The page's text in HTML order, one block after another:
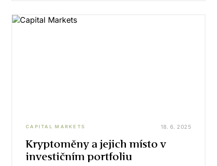
CAPITAL MARKETS 18. 6. 2025
Kryptoměny a jejich místo v
investičním portfoliu